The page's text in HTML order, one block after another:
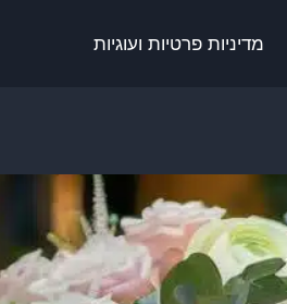
מדיניות פרטיות ועוגיות